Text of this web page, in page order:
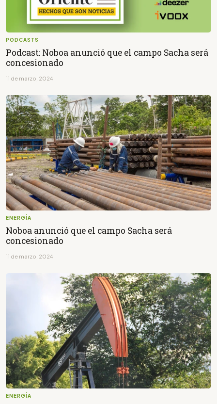
PODCASTS
Podcast: Noboa anunció que el campo Sacha será
concesionado
11 de marzo, 2024
ENERGÍA
Noboa anunció que el campo Sacha será
concesionado
11 de marzo, 2024
ENERGÍA